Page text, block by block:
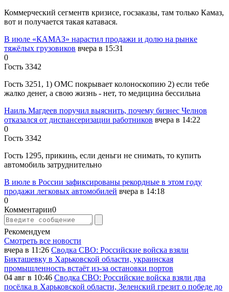
Коммерческий сегментв кризисе, госзаказы, там только Камаз,
вот и получается такая катавася.
В июле «КАМАЗ» нарастил продажи и долю на рынке
тяжёлых грузовиков вчера в 15:31
0
Гость 3342
Гость 3251, 1) ОМС покрывает колоноскопию 2) если тебе
жалко денег, а свою жизнь - нет, то медицина бессильна
Наиль Магдеев поручил выяснить, почему бизнес Челнов
отказался от диспансеризации работников вчера в 14:22
0
Гость 3342
Гость 1295, прикинь, если деньги не снимать, то купить
автомобиль затруднительно
В июле в России зафиксированы рекордные в этом году
продажи легковых автомобилей вчера в 14:18
0
Комментарии0
Рекомендуем
Смотреть все новости
вчера в 11:26 Сводка СВО: Российские войска взяли
Бикташевку в Харьковской области, украинская
промышленность встаёт из-за остановки портов
04 авг в 10:46 Сводка СВО: Российские войска взяли два
посёлка в Харьковской области, Зеленский грезит о победе до